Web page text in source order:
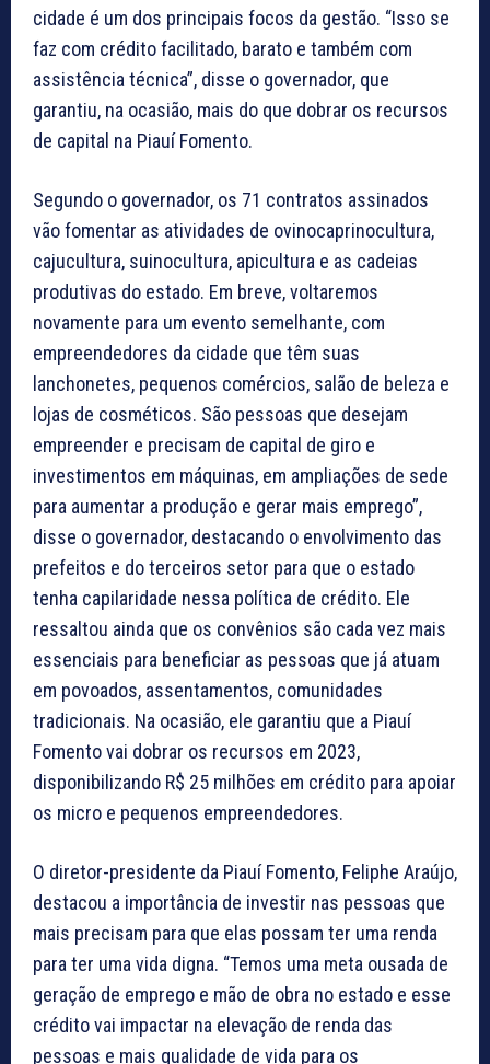
cidade é um dos principais focos da gestão. “Isso se
faz com crédito facilitado, barato e também com
assistência técnica”, disse o governador, que
garantiu, na ocasião, mais do que dobrar os recursos
de capital na Piauí Fomento.
Segundo o governador, os 71 contratos assinados
vão fomentar as atividades de ovinocaprinocultura,
cajucultura, suinocultura, apicultura e as cadeias
produtivas do estado. Em breve, voltaremos
novamente para um evento semelhante, com
empreendedores da cidade que têm suas
lanchonetes, pequenos comércios, salão de beleza e
lojas de cosméticos. São pessoas que desejam
empreender e precisam de capital de giro e
investimentos em máquinas, em ampliações de sede
para aumentar a produção e gerar mais emprego”,
disse o governador, destacando o envolvimento das
prefeitos e do terceiros setor para que o estado
tenha capilaridade nessa política de crédito. Ele
ressaltou ainda que os convênios são cada vez mais
essenciais para beneficiar as pessoas que já atuam
em povoados, assentamentos, comunidades
tradicionais. Na ocasião, ele garantiu que a Piauí
Fomento vai dobrar os recursos em 2023,
disponibilizando R$ 25 milhões em crédito para apoiar
os micro e pequenos empreendedores.
O diretor-presidente da Piauí Fomento, Feliphe Araújo,
destacou a importância de investir nas pessoas que
mais precisam para que elas possam ter uma renda
para ter uma vida digna. “Temos uma meta ousada de
geração de emprego e mão de obra no estado e esse
crédito vai impactar na elevação de renda das
pessoas e mais qualidade de vida para os